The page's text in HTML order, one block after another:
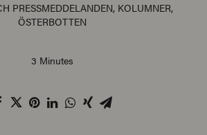
PRESSMEDDELANDEN, KOLUMNER,
ÖSTERBOTTEN
3 Minutes